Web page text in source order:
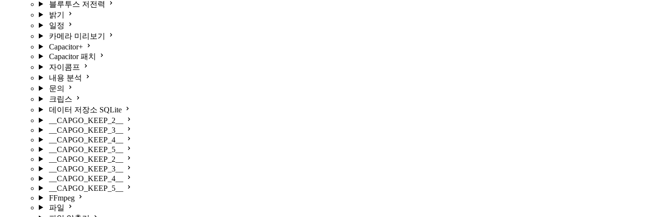
블루투스 저전력
밝기
일정
카메라 미리보기
Capacitor+
Capacitor 패치
자이콤프
내용 분석
문의
크립스
데이터 저장소 SQLite
__CAPGO_KEEP_2__
__CAPGO_KEEP_3__
__CAPGO_KEEP_4__
__CAPGO_KEEP_5__
__CAPGO_KEEP_2__
__CAPGO_KEEP_3__
__CAPGO_KEEP_4__
__CAPGO_KEEP_5__
FFmpeg
파일